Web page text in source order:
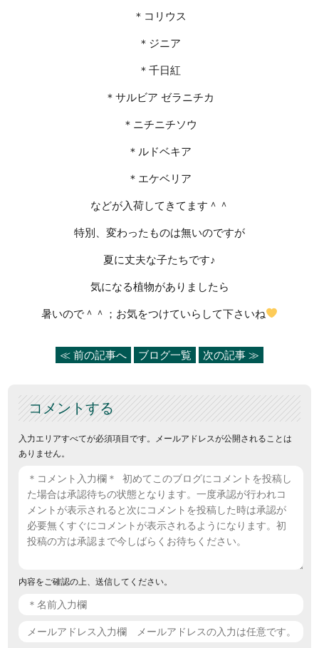
＊コリウス
＊ジニア
＊千日紅
＊サルビア ゼラニチカ
＊ニチニチソウ
＊ルドベキア
＊エケベリア
などが入荷してきてます＾＾
特別、変わったものは無いのですが
夏に丈夫な子たちです♪
気になる植物がありましたら
暑いので＾＾；お気をつけていらして下さいね
≪ 前の記事へ ブログ一覧 次の記事 ≫
コメントする
入力エリアすべてが必須項目です。メールアドレスが公開されることは
ありません。
内容をご確認の上、送信してください。